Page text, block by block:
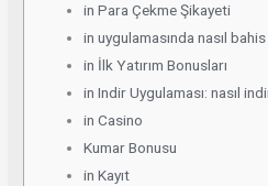
in Para Çekme Şikayeti
in uygulamasında nasıl bahis
in İlk Yatırım Bonusları
in Indir Uygulaması: nasıl
in Casino
Kumar Bonusu
in Kayıt